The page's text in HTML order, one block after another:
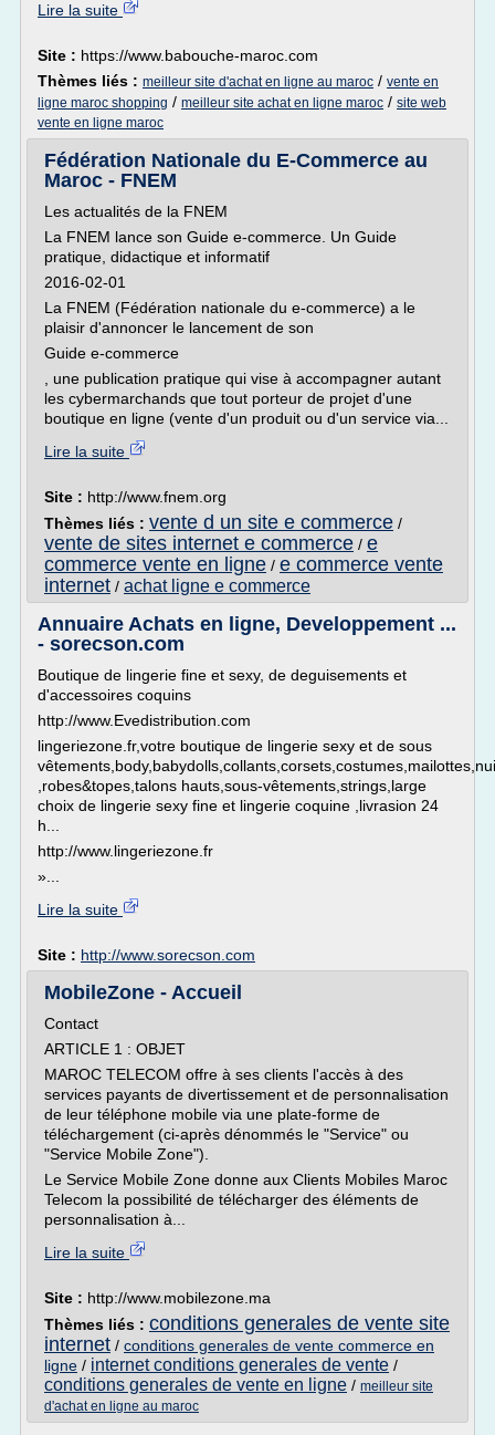
Lire la suite
Site : https://www.babouche-maroc.com
Thèmes liés : meilleur site d'achat en ligne au maroc / vente en
ligne maroc shopping / meilleur site achat en ligne maroc / site web
vente en ligne maroc
Fédération Nationale du E-Commerce au
Maroc - FNEM
Les actualités de la FNEM
La FNEM lance son Guide e-commerce. Un Guide
pratique, didactique et informatif
2016-02-01
La FNEM (Fédération nationale du e-commerce) a le
plaisir d'annoncer le lancement de son
Guide e-commerce
, une publication pratique qui vise à accompagner autant
les cybermarchands que tout porteur de projet d'une
boutique en ligne (vente d'un produit ou d'un service via...
Lire la suite
Site : http://www.fnem.org
Thèmes liés : vente d un site e commerce /
vente de sites internet e commerce / e
commerce vente en ligne / e commerce vente
internet / achat ligne e commerce
Annuaire Achats en ligne, Developpement ...
- sorecson.com
Boutique de lingerie fine et sexy, de deguisements et
d'accessoires coquins
http://www.Evedistribution.com
lingeriezone.fr,votre boutique de lingerie sexy et de sous
,robes&topes,talons hauts,sous-vêtements,strings,large
choix de lingerie sexy fine et lingerie coquine ,livrasion 24
h...
http://www.lingeriezone.fr
»...
Lire la suite
Site : http://www.sorecson.com
MobileZone - Accueil
Contact
ARTICLE 1 : OBJET
MAROC TELECOM offre à ses clients l'accès à des
services payants de divertissement et de personnalisation
de leur téléphone mobile via une plate-forme de
téléchargement (ci-après dénommés le "Service" ou
"Service Mobile Zone").
Le Service Mobile Zone donne aux Clients Mobiles Maroc
Telecom la possibilité de télécharger des éléments de
personnalisation à...
Lire la suite
Site : http://www.mobilezone.ma
Thèmes liés : conditions generales de vente site
internet / conditions generales de vente commerce en
ligne / internet conditions generales de vente /
conditions generales de vente en ligne / meilleur site
d'achat en ligne au maroc